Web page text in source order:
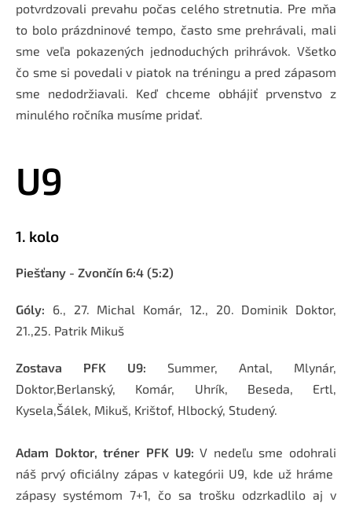
potvrdzovali prevahu počas celého stretnutia. Pre mňa
to bolo prázdninové tempo, často sme prehrávali, mali
sme veľa pokazených jednoduchých prihrávok. Všetko
čo sme si povedali v piatok na tréningu a pred zápasom
sme nedodržiavali. Keď chceme obhájiť prvenstvo z
minulého ročníka musíme pridať.
U9
1. kolo
Piešťany - Zvončín 6:4 (5:2)
Góly: 6., 27. Michal Komár, 12., 20. Dominik Doktor,
21.,25. Patrik Mikuš
Zostava PFK U9: Summer, Antal, Mlynár,
Doktor,Berlanský, Komár, Uhrík, Beseda, Ertl,
Kysela,Šálek, Mikuš, Krištof, Hlbocký, Studený.
Adam Doktor, tréner PFK U9: V nedeľu sme odohrali
náš prvý oficiálny zápas v kategórii U9, kde už hráme
zápasy systémom 7+1, čo sa trošku odzrkadlilo aj v